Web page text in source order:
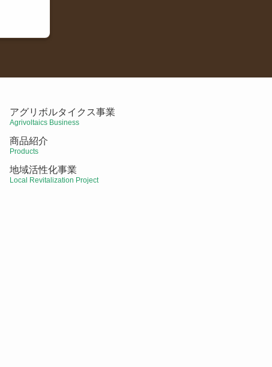
アグリボルタイクス事業
Agrivoltaics Business
商品紹介
Products
地域活性化事業
Local Revitalization Project